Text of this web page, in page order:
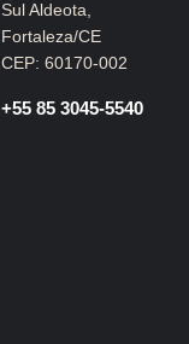
Sul Aldeota,
Fortaleza/CE
CEP: 60170-002
+55 85 3045-5540